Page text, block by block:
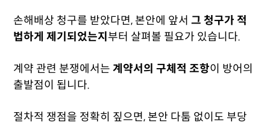
손해배상 청구를 받았다면, 본안에 앞서그 청구가 적
법하게 제기되었는지 부터 살펴볼 필요가 있습니다.
계약 관련 분쟁에서는계약서의 구체적 조항이 방어의
출발점이 됩니다.
절차적 쟁점을 정확히 짚으면, 본안 다툼 없이도 부당